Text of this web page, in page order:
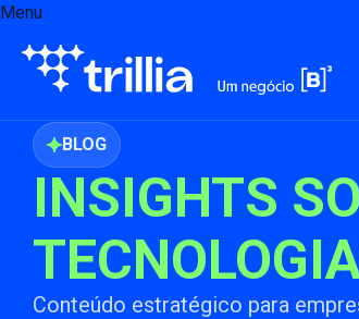
Menu
BLOG
INSIGHTS
Conteúdo estratégico para